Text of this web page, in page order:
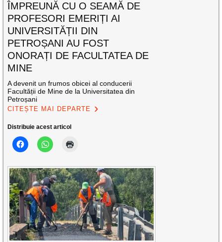
ÎMPREUNĂ CU O SEAMĂ DE
PROFESORI EMERIȚI AI
UNIVERSITĂȚII DIN
PETROȘANI AU FOST
ONORAȚI DE FACULTATEA DE
MINE
A devenit un frumos obicei al conducerii
Facultății de Mine de la Universitatea din
Petroșani
CITEȘTE MAI DEPARTE
Distribuie acest articol